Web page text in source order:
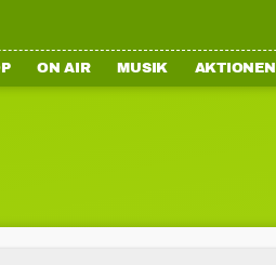
ON AIR MUSIK AKTIONEN